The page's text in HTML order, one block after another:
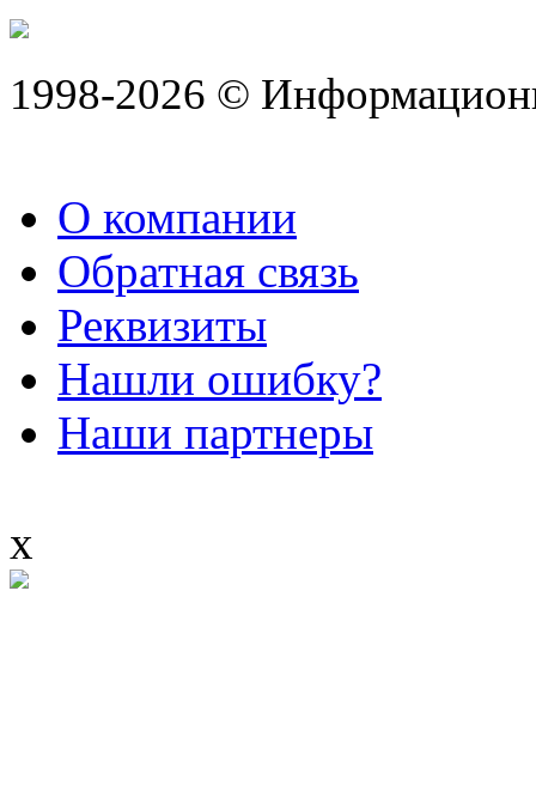
1998-2026 ©
О компании
Обратная связь
Реквизиты
Нашли ошибку?
Наши партнеры
x